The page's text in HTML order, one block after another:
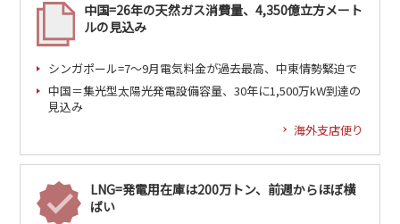
中国=26年の天然ガス消費量、4,350億立方メート
ルの見込み
シンガポール=7～9月電気料金が過去最高、中東情勢緊迫で
中国＝集光型太陽光発電設備容量、30年に1,500万kW到達の
見込み
海外支店便り
LNG=発電用在庫は200万トン、前週からほぼ横
ばい